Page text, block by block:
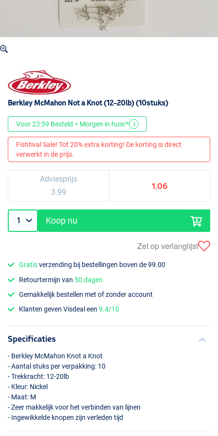
Berkley McMahon Not a Knot (12-20lb) (10stuks)
Voor 23:59 Besteld = Morgen in huis!* i
Fishtival Sale! Tot 20% extra korting! De korting is direct
verwerkt in de prijs.
Adviesprijs
3.99
1.06
Koop nu
Zet op verlanglijst
Gratisverzending bij bestellingen boven de 99.00
Retourtermijn van 50 dagen
Gemakkelijk bestellen met of zonder account
Klanten geven Visdeal een9.4/10
Specificaties
- Berkley McMahon Knot a Knot
- Aantal stuks per verpakking: 10
- Trekkracht: 12-20lb
- Kleur: Nickel
- Maat: M
- Zeer makkelijk voor het verbinden van lijnen
- Ingewikkelde knopen zijn verleden tijd